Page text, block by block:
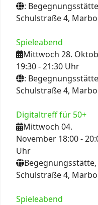
:
Schulstraße 4,
Spieleabend
Mittwoch 28.
19:30- 21:30 Uhr
:
Schulstraße 4,
Digitaltreff für 50+
Mittwoch 04.
November 18:00-
Uhr
Begegnungsstätte,
Schulstraße 4,
Spieleabend